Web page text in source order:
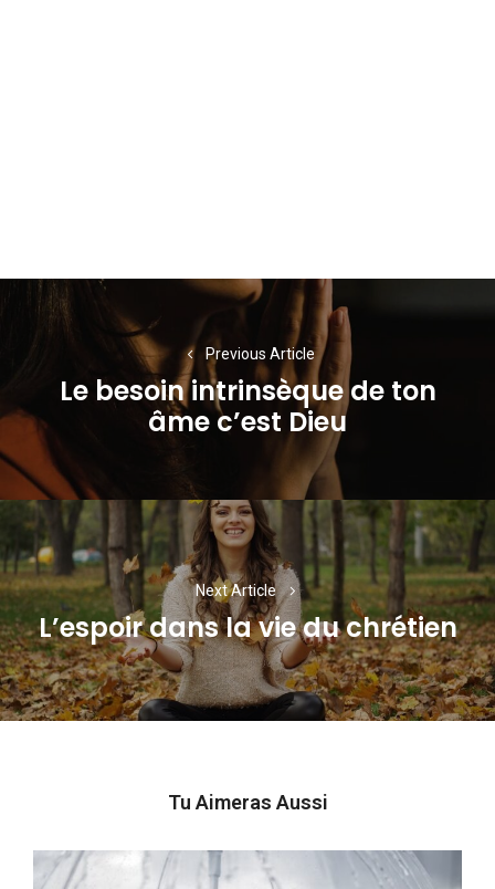
Navigation
l’article
Previous Article
Previous
post:
Le besoin intrinsèque de ton
âme c’est Dieu
Next Article
Next
post:
L’espoir dans la vie du chrétien
Tu Aimeras Aussi